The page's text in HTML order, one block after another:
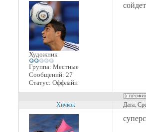
Художник
Группа: Местные
Сообщений: 27
Статус: Оффлайн
Хичкок Дата: